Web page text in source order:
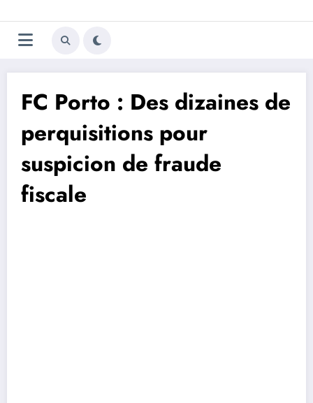
au
contenu
Trivela
L'actualité du football
FC Porto : Des dizaines de
perquisitions pour
suspicion de fraude
fiscale